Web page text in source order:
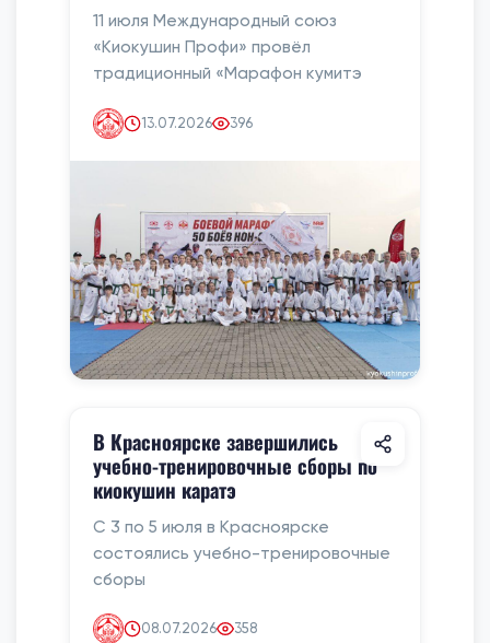
11 июля Международный союз
«Киокушин Профи» провёл
традиционный «Марафон кумитэ
13.07.2026 396
В Красноярске завершились
учебно-тренировочные сборы по
киокушин каратэ
С 3 по 5 июля в Красноярске
состоялись учебно-тренировочные
сборы
08.07.2026 358